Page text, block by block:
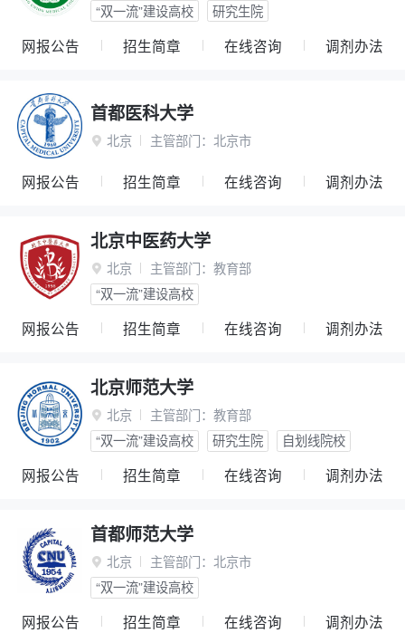
“双一流”建设高校
研究生院
网报公告 招生简章 在线咨询 调剂办法
首都医科大学
 北京 主管部门： 北京市
网报公告 招生简章 在线咨询 调剂办法
北京中医药大学
 北京 主管部门： 教育部
“双一流”建设高校
网报公告 招生简章 在线咨询 调剂办法
北京师范大学
 北京 主管部门： 教育部
“双一流”建设高校
研究生院 自划线院校
网报公告 招生简章 在线咨询 调剂办法
首都师范大学
 北京 主管部门： 北京市
“双一流”建设高校
网报公告 招生简章 在线咨询 调剂办法